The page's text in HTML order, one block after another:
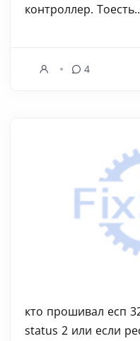
контроллер.
4
кто прошивал есп
status 2 или если